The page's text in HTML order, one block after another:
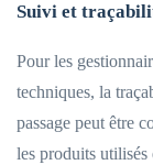
Suivi et
Pour les
techniques, la
passage peut être
les produits utilisés